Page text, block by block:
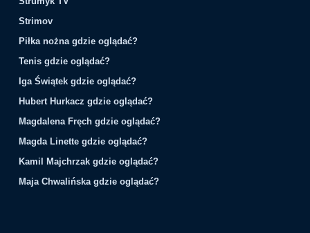
Strimov
Piłka nożna gdzie oglądać?
Tenis gdzie oglądać?
Iga Świątek gdzie oglądać?
Hubert Hurkacz gdzie oglądać?
Magdalena Fręch gdzie oglądać?
Magda Linette gdzie oglądać?
Kamil Majchrzak gdzie oglądać?
Maja Chwalińska gdzie oglądać?